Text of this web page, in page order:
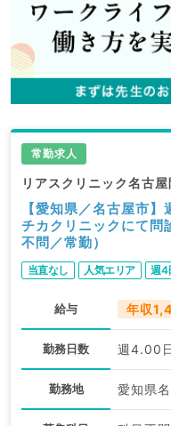
常勤求人
リアスクリニック名古屋
【愛知県／名古屋市
チカクリニックにて問
不問／常勤）
当直なし 人気エリア 週4
給与 年収
勤務日数 週4.00
勤務地 愛知県